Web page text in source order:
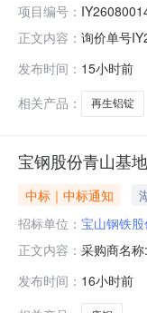
项目编号：
正文内容： 询价单号
额度：0.0
发布时间： 15小时前
相关产品：
再生铝锭
宝钢股份青山基
中标｜中标通知
招标单位： 宝山钢铁
正文内容： 采购商名
发布时间： 16小时前